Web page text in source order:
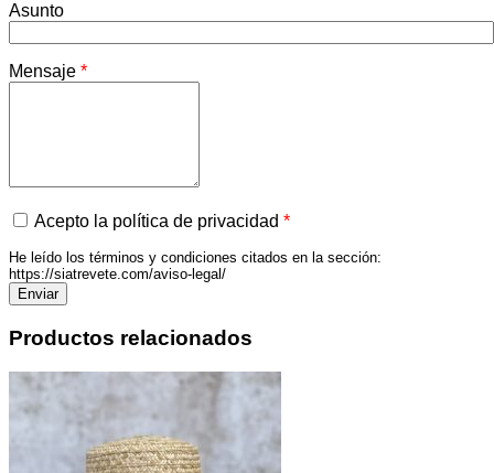
Asunto
Mensaje *
Acepto la política de privacidad *
He leído los términos y condiciones citados en la sección:
https://siatrevete.com/aviso-legal/
Productos relacionados